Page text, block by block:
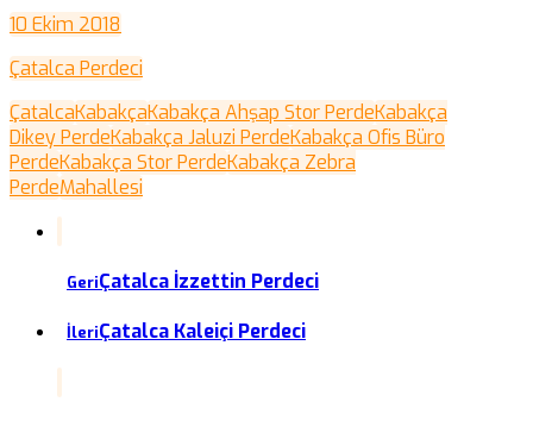
10 Ekim 2018
Çatalca Perdeci
ÇatalcaKabakçaKabakça Ahşap Stor PerdeKabakça
Dikey PerdeKabakça Jaluzi PerdeKabakça Ofis Büro
PerdeKabakça Stor PerdeKabakça Zebra
PerdeMahallesi
GeriÇatalca İzzettin Perdeci
İleriÇatalca Kaleiçi Perdeci